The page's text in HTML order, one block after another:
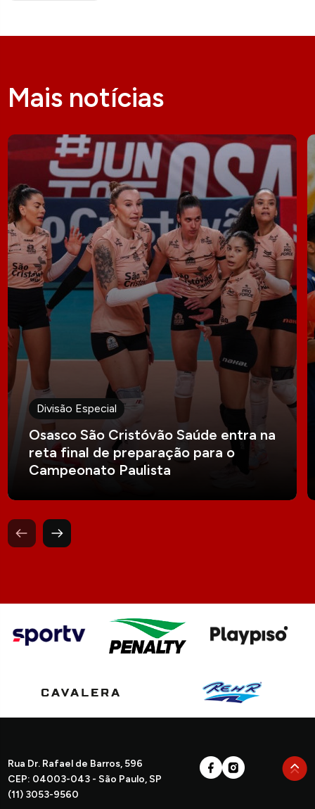
Mais notícias
Divisão Especial
Osasco São Cristóvão Saúde entra na
reta final de preparação para o
Campeonato Paulista
Rua Dr. Rafael de Barros, 596
CEP: 04003-043 - São Paulo, SP
(11) 3053-9560